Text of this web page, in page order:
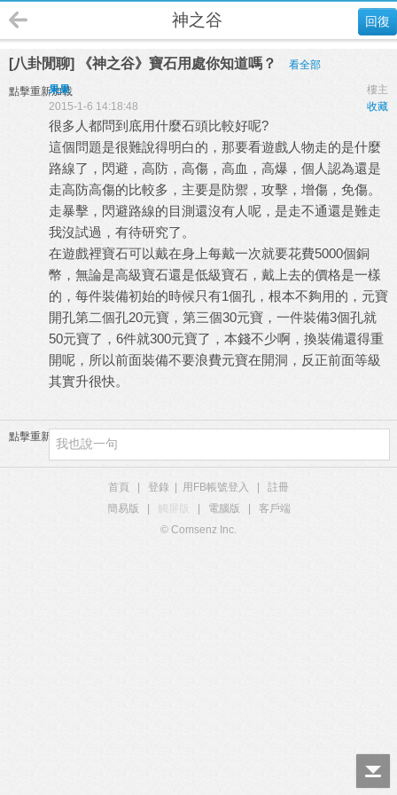
回復
神之谷
[八卦閒聊] 《神之谷》寶石用處你知道嗎？ 看全部
點擊重新加載 樓主
果果
收藏
2015-1-6 14:18:48
很多人都問到底用什麼石頭比較好呢?
這個問題是很難說得明白的，那要看遊戲人物走的是什麼
路線了，閃避，高防，高傷，高血，高爆，個人認為還是
走高防高傷的比較多，主要是防禦，攻擊，增傷，免傷。
走暴擊，閃避路線的目測還沒有人呢，是走不通還是難走
我沒試過，有待研究了。
在遊戲裡寶石可以戴在身上每戴一次就要花費5000個銅
幣，無論是高級寶石還是低級寶石，戴上去的價格是一樣
的，每件裝備初始的時候只有1個孔，根本不夠用的，元寶
開孔第二個孔20元寶，第三個30元寶，一件裝備3個孔就
50元寶了，6件就300元寶了，本錢不少啊，換裝備還得重
開呢，所以前面裝備不要浪費元寶在開洞，反正前面等級
其實升很快。
點擊重新加載
首頁 登錄 用FB帳號登入
註冊
簡易版
觸屏版 電腦版
客戶端
© Comsenz Inc.